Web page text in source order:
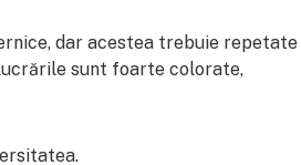
dar acestea trebuie repetate
sunt foarte colorate,